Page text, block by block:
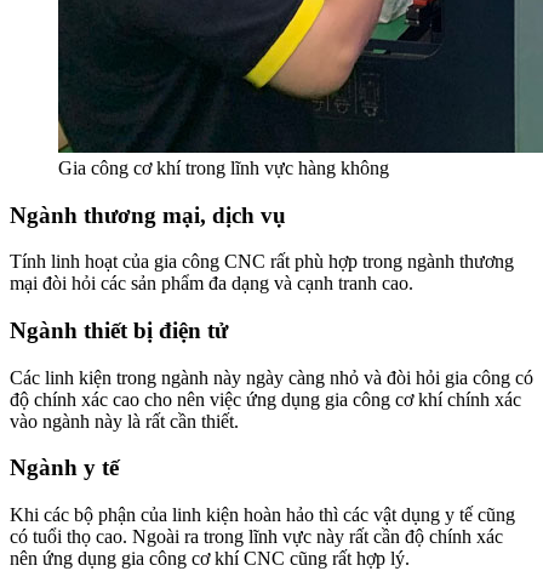
Gia công cơ khí trong lĩnh vực hàng không
Ngành thương mại, dịch vụ
Tính linh hoạt của gia công CNC rất phù hợp trong ngành thương
mại đòi hỏi các sản phẩm đa dạng và cạnh tranh cao.
Ngành thiết bị điện tử
Các linh kiện trong ngành này ngày càng nhỏ và đòi hỏi gia công có
độ chính xác cao cho nên việc ứng dụng gia công cơ khí chính xác
vào ngành này là rất cần thiết.
Ngành y tế
Khi các bộ phận của linh kiện hoàn hảo thì các vật dụng y tế cũng
có tuổi thọ cao. Ngoài ra trong lĩnh vực này rất cần độ chính xác
nên ứng dụng gia công cơ khí CNC cũng rất hợp lý.